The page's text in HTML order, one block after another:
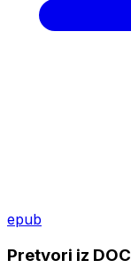
epub
Pretvori iz DOC